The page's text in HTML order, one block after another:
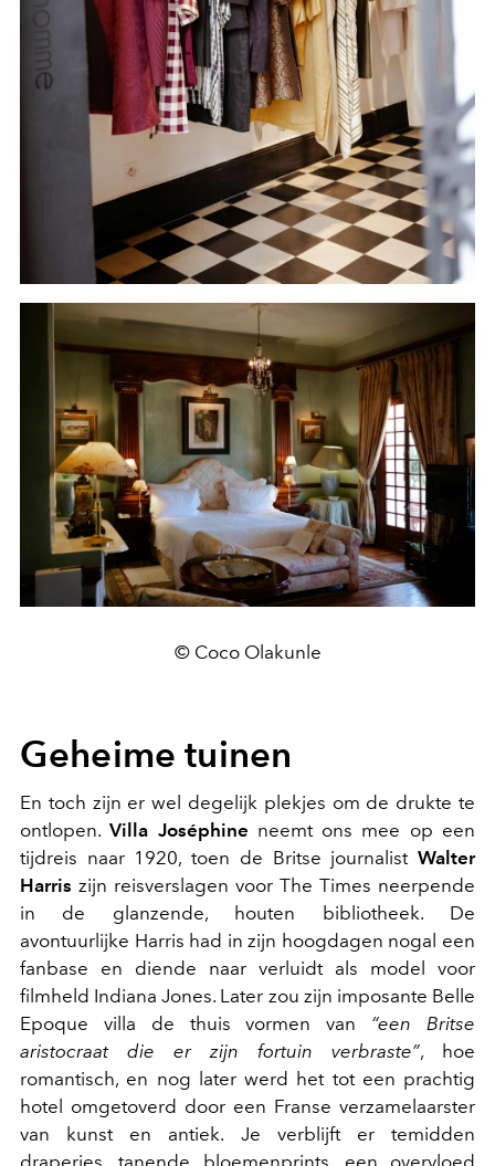
© Coco Olakunle
Geheime tuinen
En toch zijn er wel degelijk plekjes om de drukte te
ontlopen.Villa Joséphine neemt ons mee op een
tijdreis naar 1920, toen de Britse journalist Walter
Harris zijn reisverslagen voor The Times neerpende
in de glanzende, houten bibliotheek. De
avontuurlijke Harris had in zijn hoogdagen nogal een
fanbase en diende naar verluidt als model voor
filmheld Indiana Jones. Later zou zijn imposante Belle
Epoque villa de thuis vormen van “een Britse
aristocraat die er zijn fortuin verbraste”, hoe
romantisch, en nog later werd het tot een prachtig
hotel omgetoverd door een Franse verzamelaarster
van kunst en antiek. Je verblijft er temidden